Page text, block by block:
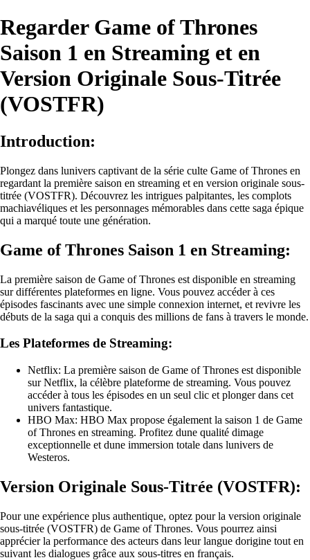
Regarder Game of Thrones
Saison 1 en Streaming et en
Version Originale Sous-Titrée
(VOSTFR)
Introduction:
Plongez dans lunivers captivant de la série culte Game of Thrones en
regardant la première saison en streaming et en version originale sous-
titrée (VOSTFR). Découvrez les intrigues palpitantes, les complots
machiavéliques et les personnages mémorables dans cette saga épique
qui a marqué toute une génération.
Game of Thrones Saison 1 en Streaming:
La première saison de Game of Thrones est disponible en streaming
sur différentes plateformes en ligne. Vous pouvez accéder à ces
épisodes fascinants avec une simple connexion internet, et revivre les
débuts de la saga qui a conquis des millions de fans à travers le monde.
Les Plateformes de Streaming:
Netflix: La première saison de Game of Thrones est disponible
sur Netflix, la célèbre plateforme de streaming. Vous pouvez
accéder à tous les épisodes en un seul clic et plonger dans cet
univers fantastique.
HBO Max: HBO Max propose également la saison 1 de Game
of Thrones en streaming. Profitez dune qualité dimage
exceptionnelle et dune immersion totale dans lunivers de
Westeros.
Version Originale Sous-Titrée (VOSTFR):
Pour une expérience plus authentique, optez pour la version originale
sous-titrée (VOSTFR) de Game of Thrones. Vous pourrez ainsi
apprécier la performance des acteurs dans leur langue dorigine tout en
suivant les dialogues grâce aux sous-titres en français.